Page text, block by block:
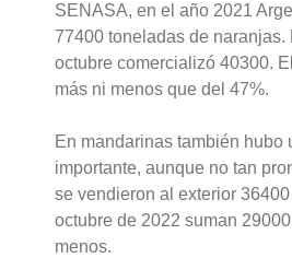
SENASA, en el año 2021
77400 toneladas de naranjas.
octubre comercializó 40300.
más ni menos que del 47%.
En mandarinas también hubo
importante, aunque no tan
se vendieron al exterior
octubre de 2022 suman
menos.